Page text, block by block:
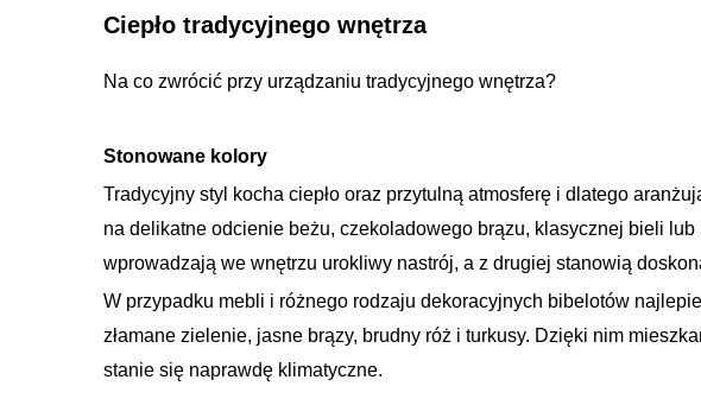
Ciepło tradycyjnego wnętrza
Na co zwrócić przy urządzaniu tradycyjnego wnętrza?
Stonowane kolory
Tradycyjny styl kocha ciepło oraz przytulną atmosferę i dlatego
na delikatne odcienie beżu, czekoladowego brązu, klasycznej bieli
wprowadzają we wnętrzu urokliwy nastrój, a z drugiej stanowią
W przypadku mebli i różnego rodzaju dekoracyjnych bibelotów
złamane zielenie, jasne brązy, brudny róż i turkusy. Dzięki nim
stanie się naprawdę klimatyczne.